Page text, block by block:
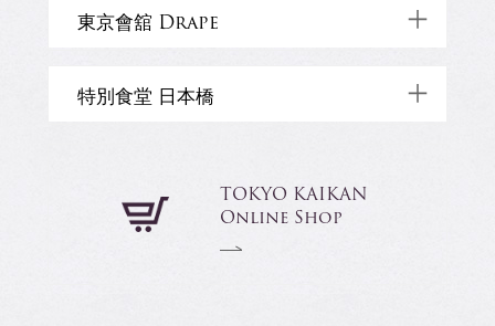
WEDDING
Restaurant
Banquet
Banquet
050-3187-8713
東京會舘 Drape
050-3177-2770
TOP
特別食堂 日本橋
中央区日本橋室町1-4-1 日本橋三越本店
本館7階
TOKYO KAIKAN
Online Shop